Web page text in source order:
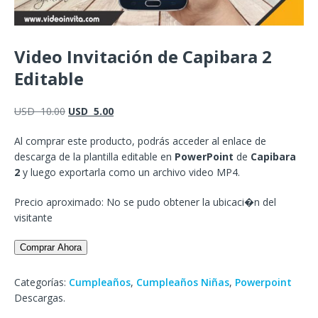
Video Invitación de Capibara 2
Editable
USD10.00 USD 5.00
Al comprar este producto, podrás acceder al enlace de
descarga de la plantilla editable en PowerPoint de Capibara
2 y luego exportarla como un archivo video MP4.
Precio aproximado: No se pudo obtener la ubicaci�n del
visitante
Comprar Ahora
Categorías: Cumpleaños, Cumpleaños Niñas, Powerpoint
Descargas.